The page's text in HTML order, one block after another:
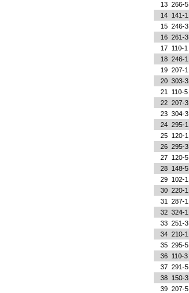
13 266-5
14 141-1
15 246-3
16 261-3
17 110-1
18 246-1
19 207-1
20 303-3
21
110-5
22 207-3
23 304-3
24 295-1
25 120-1
26 295-3
27 120-5
28 148-5
29 102-1
30 220-1
31
287-1
32 324-1
33 251-3
34 210-1
35 295-5
36 110-3
37 291-5
38 150-3
39 207-5